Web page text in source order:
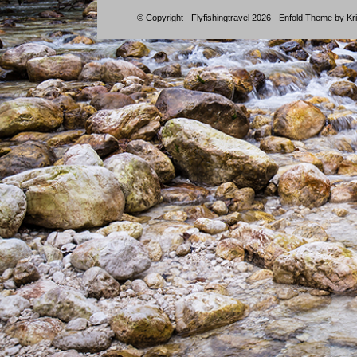
© Copyright - Flyfishingtravel 2026 - Enfold Theme by